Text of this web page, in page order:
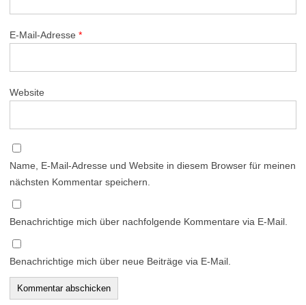
E-Mail-Adresse *
Website
Name, E-Mail-Adresse und Website in diesem Browser für meinen
nächsten Kommentar speichern.
Benachrichtige mich über nachfolgende Kommentare via E-Mail.
Benachrichtige mich über neue Beiträge via E-Mail.